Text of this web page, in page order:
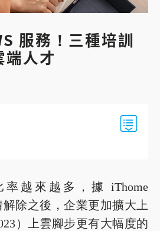
服務！三種培訓
端人才
越來越多，據 iThome
除之後，企業更加擴大上
）上雲腳步更有大幅度的